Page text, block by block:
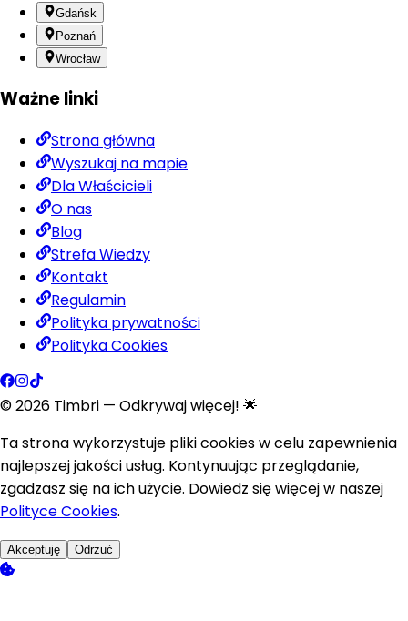
Gdańsk
Poznań
Wrocław
Ważne linki
Strona główna
Wyszukaj na mapie
Dla Właścicieli
O nas
Blog
Strefa Wiedzy
Kontakt
Regulamin
Polityka prywatności
Polityka Cookies
©2026 Timbri — Odkrywaj więcej! 🌟
Ta strona wykorzystuje pliki cookies w celu zapewnienia
najlepszej jakości usług. Kontynuując przeglądanie,
zgadzasz się na ich użycie. Dowiedz się więcej w naszej
Polityce Cookies.
Akceptuję Odrzuć